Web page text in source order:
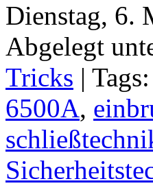
Dienstag, 6.
Abgelegt
Tricks | Tags:
6500A,